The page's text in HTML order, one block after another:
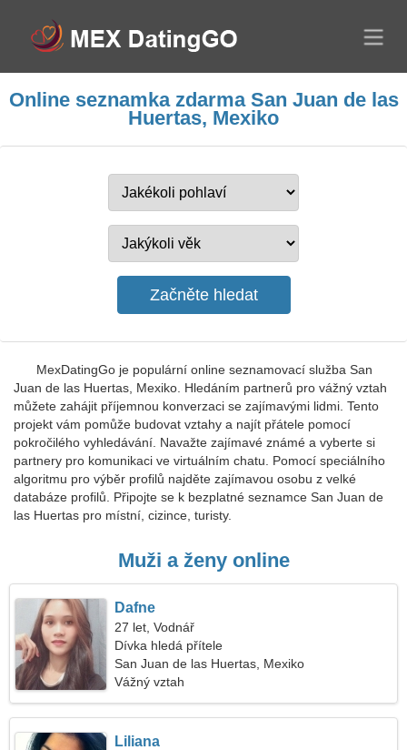
Online seznamka zdarma San Juan de las
Huertas, Mexiko
MexDatingGo je populární online seznamovací služba San
Juan de las Huertas, Mexiko. Hledáním partnerů pro vážný vztah
můžete zahájit příjemnou konverzaci se zajímavými lidmi. Tento
projekt vám pomůže budovat vztahy a najít přátele pomocí
pokročilého vyhledávání. Navažte zajímavé známé a vyberte si
partnery pro komunikaci ve virtuálním chatu. Pomocí speciálního
algoritmu pro výběr profilů najděte zajímavou osobu z velké
databáze profilů. Připojte se k bezplatné seznamce San Juan de
las Huertas pro místní, cizince, turisty.
Muži a ženy online
Dafne
27 let, Vodnář
Dívka hledá přítele
San Juan de las Huertas, Mexiko
Vážný vztah
Liliana